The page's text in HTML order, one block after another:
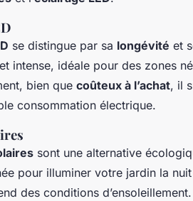
se distingue par sa longévité et
intense, idéale pour des zones
bien que coûteux à l’achat, il
consommation électrique.
sont une alternative
pour illuminer votre jardin la
des conditions d’ensoleillement.